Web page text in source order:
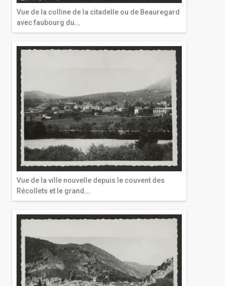
Vue de la colline de la citadelle ou de Beauregard
avec faubourg du...
Vue de la ville nouvelle depuis le couvent des
Récollets et le grand...